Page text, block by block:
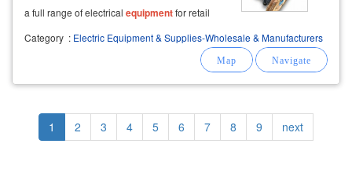
a full range of electrical equipmentfor retail
and wholesale, including tools and circuit
Category : Electric Equipment & Supplies-Wholesale & Manufacturers
Pagination
Current
page
1 Page
2 Page
3 Page
4 Page
5 Page
6 Page
7 Page
8 Page
9
Next
page
next